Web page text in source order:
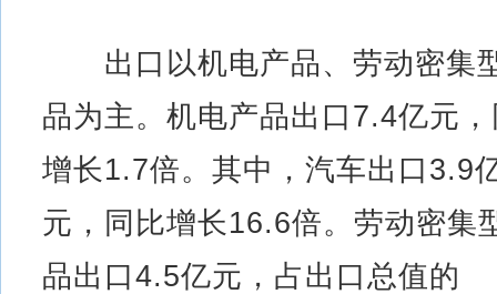
出口以机电产品、劳动密集
品为主。机电产品出口7.4亿元
增长1.7倍。其中，汽车出口3.9
元，同比增长16.6倍。劳动密集
品出口4.5亿元，占出口总值的